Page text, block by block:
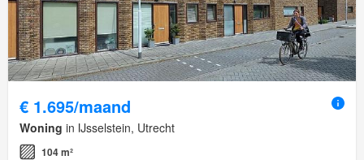
€ 1.695/maand
Woning in IJsselstein, Utrecht
104 m²